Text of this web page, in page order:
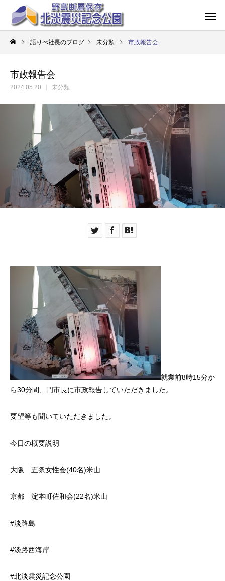
語りべ社長のブログ 未分類 市政報告会
市政報告会
2024.05.20 未分類
就業前8時15分か
ら30分間、門市長に市政報告していただきました。
要望等も聞いていただきました。
今日の概要説明
大阪 五条女性会(40名)米山
京都 淀本町佐和会(22名)米山
#淡路島
#淡路西海岸
#北淡震災記念公園